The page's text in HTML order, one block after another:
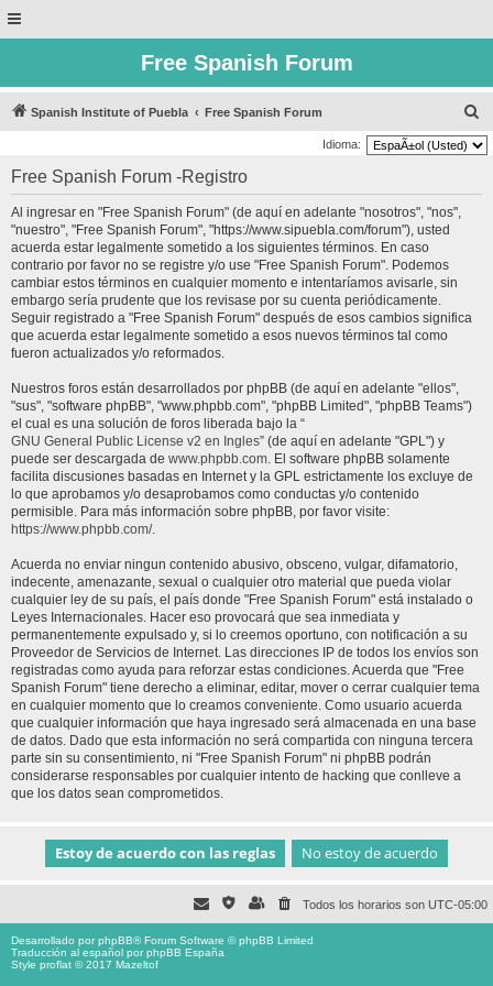
Free Spanish Forum
Spanish Institute of Puebla Free Spanish Forum
u
Idioma:
Free Spanish Forum -Registro
Al ingresar en "Free Spanish Forum" (de aquí en adelante "nosotros", "nos",
"nuestro", "Free Spanish Forum", "https://www.sipuebla.com/forum"), usted
acuerda estar legalmente sometido a los siguientes términos. En caso
contrario por favor no se registre y/o use "Free Spanish Forum". Podemos
cambiar estos términos en cualquier momento e intentaríamos avisarle, sin
embargo sería prudente que los revisase por su cuenta periódicamente.
Seguir registrado a "Free Spanish Forum" después de esos cambios significa
que acuerda estar legalmente sometido a esos nuevos términos tal como
fueron actualizados y/o reformados.
Nuestros foros están desarrollados por phpBB (de aquí en adelante "ellos",
"sus", "software phpBB", "www.phpbb.com", "phpBB Limited", "phpBB Teams")
el cual es una solución de foros liberada bajo la “
GNU General Public License v2 en Ingles” (de aquí en adelante "GPL") y
puede ser descargada de www.phpbb.com. El software phpBB solamente
facilita discusiones basadas en Internet y la GPL estrictamente los excluye de
lo que aprobamos y/o desaprobamos como conductas y/o contenido
permisible. Para más información sobre phpBB, por favor visite:
https://www.phpbb.com/.
Acuerda no enviar ningun contenido abusivo, obsceno, vulgar, difamatorio,
indecente, amenazante, sexual o cualquier otro material que pueda violar
cualquier ley de su país, el país donde "Free Spanish Forum" está instalado o
Leyes Internacionales. Hacer eso provocará que sea inmediata y
permanentemente expulsado y, si lo creemos oportuno, con notificación a su
Proveedor de Servicios de Internet. Las direcciones IP de todos los envíos son
registradas como ayuda para reforzar estas condiciones. Acuerda que "Free
Spanish Forum" tiene derecho a eliminar, editar, mover o cerrar cualquier tema
en cualquier momento que lo creamos conveniente. Como usuario acuerda
que cualquier información que haya ingresado será almacenada en una base
de datos. Dado que esta información no será compartida con ninguna tercera
parte sin su consentimiento, ni "Free Spanish Forum" ni phpBB podrán
considerarse responsables por cualquier intento de hacking que conlleve a
que los datos sean comprometidos.
Todos los horarios son UTC-05:00
Desarrollado porphpBB® Forum Software © phpBB Limited
Traducción al español porphpBB España
Style proflat © 2017 Mazeltof